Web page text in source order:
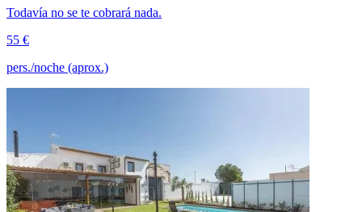
Todavía no se te cobrará nada.
55 €
pers./noche (aprox.)